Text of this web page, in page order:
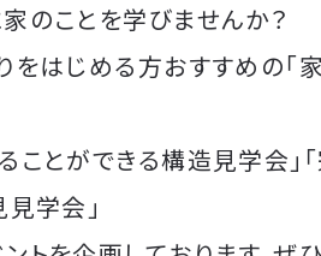
のことを学びませんか？
をはじめる方おすすめの「
ことができる構造見学会」
見学会」